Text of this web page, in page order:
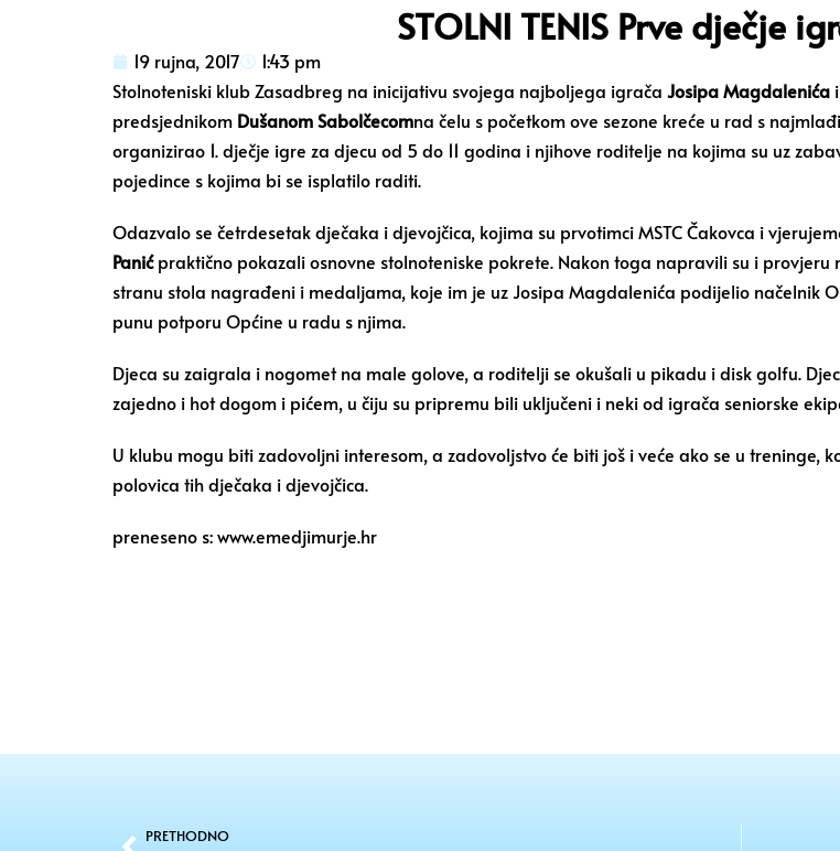
STOLNI TENIS Prve dječje
19 rujna, 2017
1:43 pm
Stolnoteniski klub Zasadbreg na inicijativu svojega najboljega igrača Josipa Magdalenića
predsjednikom Dušanom Sabolčecomna čelu s početkom ove sezone kreće u rad s
organizirao 1. dječje igre za djecu od 5 do 11 godina i njihove roditelje na kojima su uz
pojedince s kojima bi se isplatilo raditi.
Odazvalo se četrdesetak dječaka i djevojčica, kojima su prvotimci MSTC Čakovca i
Panićpraktično pokazali osnovne stolnoteniske pokrete. Nakon toga napravili su i
stranu stola nagrađeni i medaljama, koje im je uz Josipa Magdalenića podijelio načelnik
punu potporu Općine u radu s njima.
Djeca su zaigrala i nogomet na male golove, a roditelji se okušali u pikadu i disk golfu.
zajedno i hot dogom i pićem, u čiju su pripremu bili uključeni i neki od igrača seniorske
U klubu mogu biti zadovoljni interesom, a zadovoljstvo će biti još i veće ako se u treninge,
polovica tih dječaka i djevojčica.
preneseno s: www.emedjimurje.hr
PRETHODNO